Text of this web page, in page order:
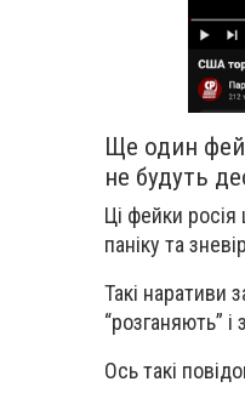
Ще один
не будуть
Ці фейки
паніку та
Такі наративи
“розганяють” і
Ось такі